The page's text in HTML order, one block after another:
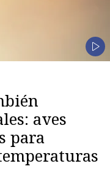
aves
para